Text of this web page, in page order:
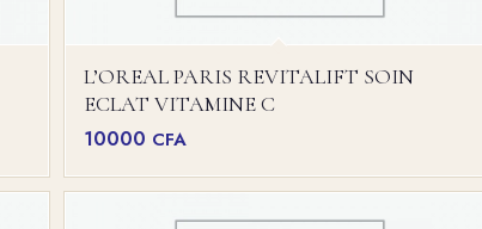
L’OREAL PARIS REVITALIFT SOIN
ECLAT VITAMINE C
10000 CFA